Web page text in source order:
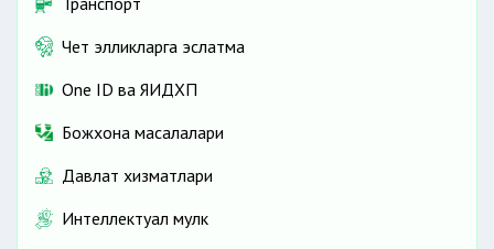
Чет элликларга эслатма
One ID ва ЯИДХП
Божхона масалалари
Давлат хизматлари
Интеллектуал мулк